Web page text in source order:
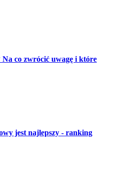
co zwrócić uwagę i które
jest najlepszy - ranking